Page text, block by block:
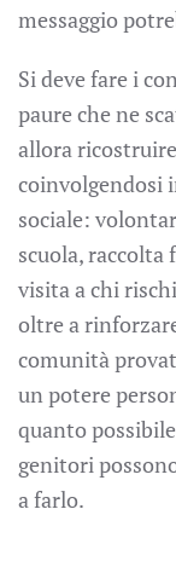
messaggio
Si deve fare i
paure che ne
allora
coinvolgendosi
sociale:
scuola, raccolta
visita a chi
oltre a
comunità
un potere
quanto
genitori
a farlo.